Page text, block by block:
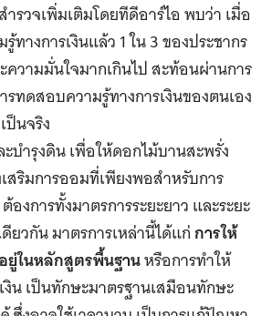
ำรวจเพิ่มเติมโดยทีดีอาร์ไอ พบว่า เมื่อ
ทางการเงินแล้ว 1 ใน 3 ของประชากร
วามมั่นใจมากเกินไป สะท้อนผ่านการ
รทดสอบความรู้ทางการเงินของตนเอง
ป็นจริง
บำรุงดิน เพื่อให้ดอกไม้บานสะพรั่ง
สริมการออมที่เพียงพอสำหรับการ
งการทั้งมาตรการระยะยาว และระยะ
ยวกัน มาตรการเหล่านี้ได้แก่การให้
ยู่ในหลักสูตรพื้นฐานหรือการทำให้
งิน เป็นทักษะมาตรฐานเสมือนทักษะ